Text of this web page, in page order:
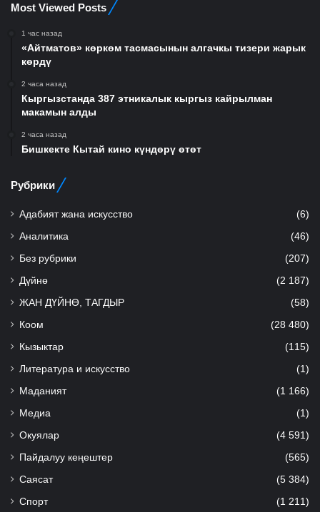
Most Viewed Posts
1 час назад
«Айтматов» көркөм тасмасынын алгачкы тизери жарык
көрдү
2 часа назад
Кыргызстанда 387 этникалык кыргыз кайрылман
макамын алды
2 часа назад
Бишкекте Кытай кино күндөрү өтөт
Рубрики
Адабият жана искусство (6)
Аналитика (46)
Без рубрики (207)
Дүйнө (2 187)
ЖАН ДҮЙНӨ, ТАГДЫР (58)
Коом (28 480)
Кызыктар (115)
Литература и искусство (1)
Маданият (1 166)
Медиа (1)
Окуялар (4 591)
Пайдалуу кеңештер (565)
Саясат (5 384)
Спорт (1 211)